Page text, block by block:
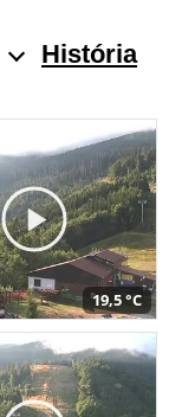
História
19,5 °C